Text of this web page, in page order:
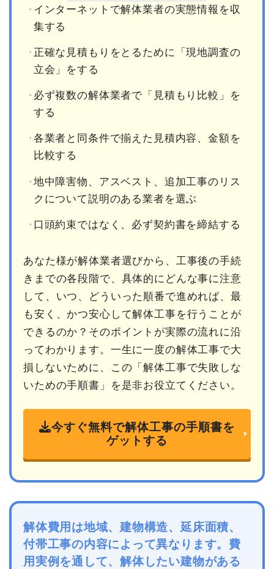
インターネットで解体業者の実態情報を収
集する
正確な見積もりをとるために「現地調査の
立会」をする
必ず複数の解体業者で「見積もり比較」を
する
各業者と同条件で揃えた見積内容、金額を
比較する
地中障害物、アスベスト、追加工事のリス
クについて説明のある業者を選ぶ
口頭約束ではなく、必ず契約書を締結する
あなた様が解体業者選びから、工事後の手続
きまでの各段階で、具体的にどんな事に注意
して、いつ、どういった順番で進めれば、最
も安く、かつ安心して解体工事を行うことが
できるのか？そのポイントが実際の流れに沿
ってわかります。一生に一度の解体工事で大
損しないために、この「解体工事で失敗しな
いための手順書」を是非お役立てください。
今すぐ無料で解体工事の手順書を
ゲットする
解体費用は地域、建物構造、延床面積、
付帯工事の内容によって異なります。費
用実例を通して、解体したい建物がある